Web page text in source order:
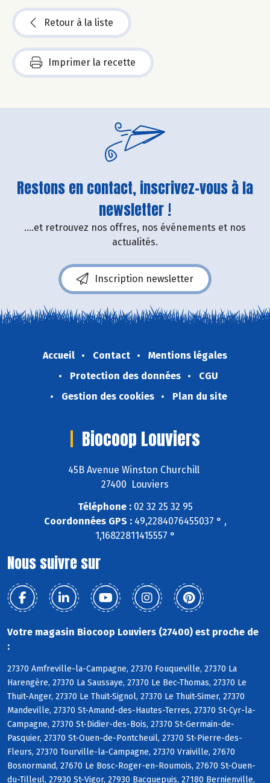
Retour à la liste
Imprimer la recette
Restons en contact, inscrivez-vous à la
newsletter !
....et retrouvez nos offres, nos événements et nos
actualités.
Inscription newsletter
Accueil Contact
Mentions légales
Protection des données
CGU
Gestion des cookies
Plan du site
Biocoop Louviers
45B Avenue Winston Churchill
27400 Louviers
Téléphone :02 32 25 32 95
Coordonnées GPS :49,2284076455037 ° ,
1,16822811415557 °
Nous suivre sur
Votre magasin Biocoop Louviers (27400) est proche de
:
27370 Amfreville-la-Campagne, 27370 Fouqueville, 27370 La
Harengère, 27370 La Saussaye, 27370 Le Bec-Thomas, 27370 Le
Thuit-Anger, 27370 Le Thuit-Signol, 27370 Le Thuit-Simer, 27370
Mandeville, 27370 St-Amand-des-Hautes-Terres, 27370 St-Cyr-la-
Campagne, 27370 St-Didier-des-Bois, 27370 St-Germain-de-
Pasquier, 27370 St-Ouen-de-Pontcheuil, 27370 St-Pierre-des-
Fleurs, 27370 Tourville-la-Campagne, 27370 Vraiville, 27670
Bosnormand, 27670 Le Bosc-Roger-en-Roumois, 27670 St-Ouen-
du-Tilleul, 27930 St-Vigor, 27930 Bacquepuis, 27180 Bernienville,